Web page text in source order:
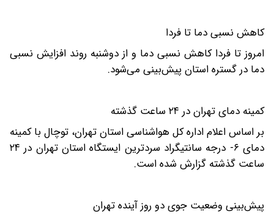
کاهش نسبی دما تا فردا
امروز تا فردا کاهش نسبی دما و از دوشنبه روند افزایش نسبی
دما در گستره استان پیش‌بینی می‌شود.
کمینه دمای تهران در ۲۴ ساعت گذشته
بر اساس اعلام اداره کل هواشناسی استان تهران، توچال با کمینه
دمای ۶- درجه سانتیگراد سردترین ایستگاه استان تهران در ۲۴
ساعت گذشته گزارش شده است.
پیش‌بینی وضعیت جوی دو روز آینده تهران